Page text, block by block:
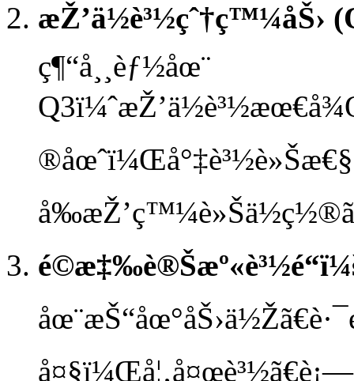
æŽ’ä½è³½çˆ†ç™¼åŠ›
ç¶“å¸¸èƒ½åœ¨